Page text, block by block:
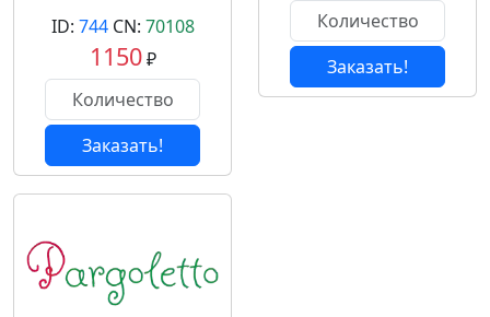
ID: 744CN: 70108
1150₽
Заказать!
Заказать!